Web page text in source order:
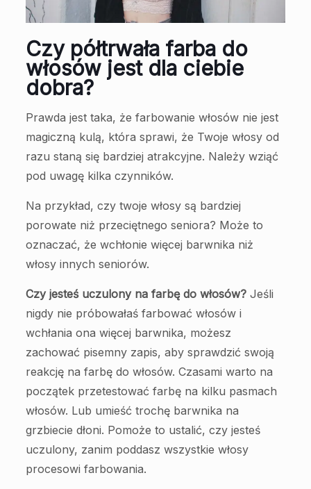
Czy półtrwała farba do
włosów jest dla ciebie
dobra?
Prawda jest taka, że farbowanie włosów nie jest
magiczną kulą, która sprawi, że Twoje włosy od
razu staną się bardziej atrakcyjne. Należy wziąć
pod uwagę kilka czynników.
Na przykład, czy twoje włosy są bardziej
porowate niż przeciętnego seniora? Może to
oznaczać, że wchłonie więcej barwnika niż
włosy innych seniorów.
Czy jesteś uczulony na farbę do włosów?Jeśli
nigdy nie próbowałaś farbować włosów i
wchłania ona więcej barwnika, możesz
zachować pisemny zapis, aby sprawdzić swoją
reakcję na farbę do włosów. Czasami warto na
początek przetestować farbę na kilku pasmach
włosów. Lub umieść trochę barwnika na
grzbiecie dłoni. Pomoże to ustalić, czy jesteś
uczulony, zanim poddasz wszystkie włosy
procesowi farbowania.